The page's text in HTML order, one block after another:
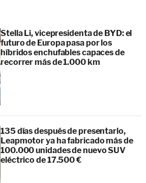
Stella Li, vicepresidenta de BYD: el
futuro de Europa pasa por los
híbridos enchufables capaces de
recorrer más de 1.000 km
135 días después de presentarlo,
Leapmotor ya ha fabricado más de
100.000 unidades de nuevo SUV
eléctrico de 17.500 €